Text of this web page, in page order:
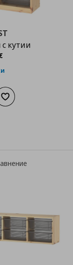
кутии
в кошницата
Добави към